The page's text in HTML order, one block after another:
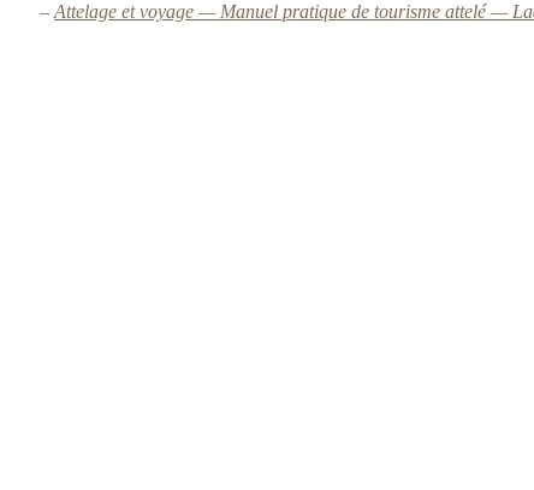
– Attelage et voyage — Manuel pratique de tourisme attelé —